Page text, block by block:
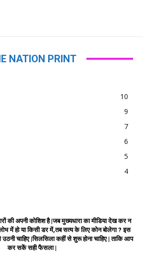
NATION PRINT
10
9
7
6
5
4
की अपनी कोशिश है |जब मुख्यधारा का मीडिया देख कर न
में हो या किसी डर में,तब सत्य के लिए कोन बोलेगा ? इस
चाहिए |सिलसिला कहीं से शुरू होना चाहिए | ताकि आप
कर सकें सही फैसला |